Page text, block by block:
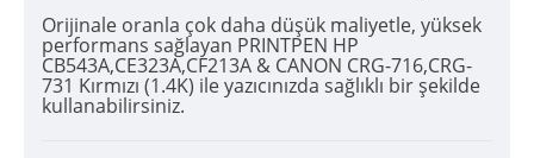
Orijinale oranla çok daha düşük maliyetle, yüksek
performans sağlayan PRINTPEN HP
CB543A,CE323A,CF213A & CANON CRG-716,CRG-
731 Kırmızı (1.4K) ile yazıcınızda sağlıklı bir şekilde
kullanabilirsiniz.